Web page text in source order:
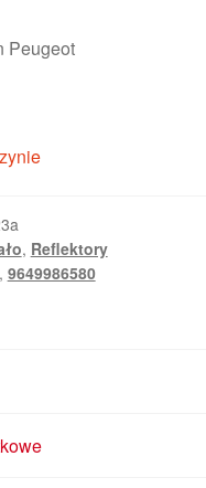
Peugeot
, Reflektory
9649986580